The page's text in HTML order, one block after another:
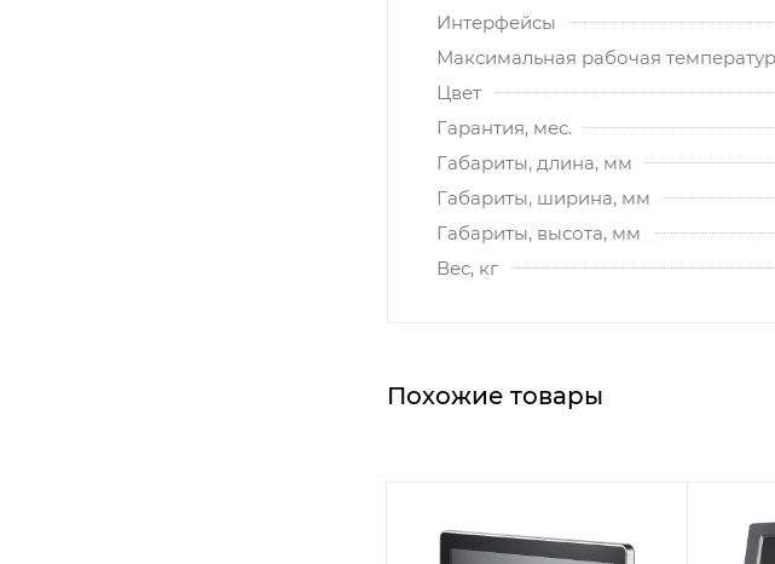
Интерфейсы
Максимальная рабочая
Цвет
Гарантия, мес.
Габариты, длина, мм
Габариты, ширина, мм
Габариты, высота, мм
Вес, кг
Похожие товары